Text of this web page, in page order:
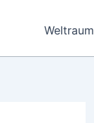
Weltraum